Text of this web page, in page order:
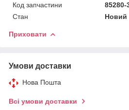
Код запчастини
85280-
Стан
Новий
Приховати
Умови доставки
Нова Пошта
Всі умови доставки